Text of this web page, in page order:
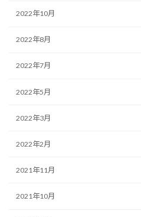
2022年10月
2022年8月
2022年7月
2022年5月
2022年3月
2022年2月
2021年11月
2021年10月